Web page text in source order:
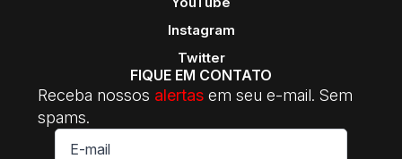
Instagram
Twitter
FIQUE EM CONTATO
Receba nossos alertas em seu e-mail. Sem
spams.
E-
mail